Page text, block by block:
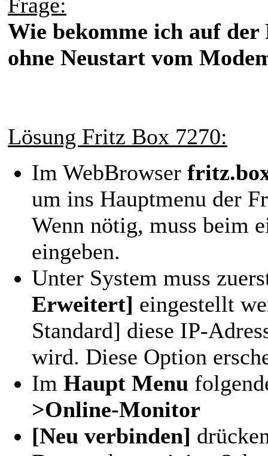
Wie bekomme ich auf der
ohne Neustart vom
Lösung Fritz Box 7270:
Im WebBrowser
um ins Hauptmenu der
Wenn nötig, muss beim
eingeben.
Unter System muss
Erweitert] eingestellt
Standard] diese IP-
wird. Diese Option
Im Haupt Menu
>Online-Monitor
[Neu verbinden]